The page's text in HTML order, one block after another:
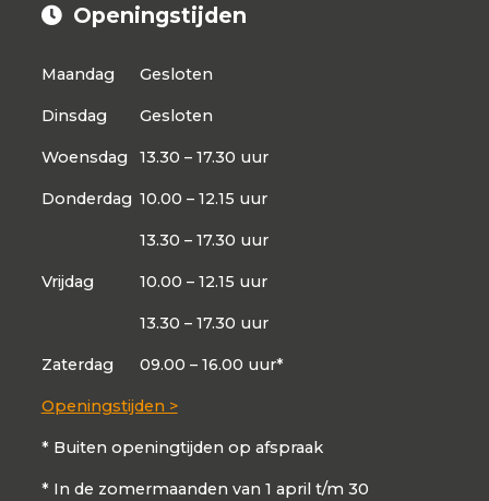
Openingstijden
Maandag Gesloten
Dinsdag Gesloten
Woensdag 13.30 – 17.30 uur
Donderdag 10.00 – 12.15 uur
13.30 – 17.30 uur
Vrijdag 10.00 – 12.15 uur
13.30 – 17.30 uur
Zaterdag 09.00 – 16.00 uur*
Openingstijden >
* Buiten openingtijden op afspraak
* In de zomermaanden van 1 april t/m 30